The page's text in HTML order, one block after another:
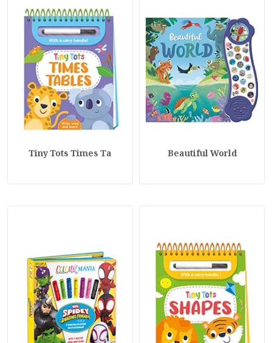
Beautiful World
Tiny Tots Times Ta